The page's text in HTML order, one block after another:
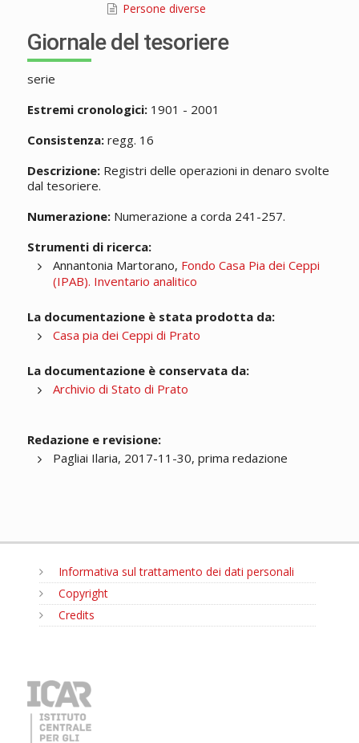
Persone diverse
Giornale del tesoriere
serie
Estremi cronologici:1901 - 2001
Consistenza:regg. 16
Descrizione:Registri delle operazioni in denaro svolte
dal tesoriere.
Numerazione:Numerazione a corda 241-257.
Strumenti di ricerca:
Annantonia Martorano, Fondo Casa Pia dei Ceppi
(IPAB). Inventario analitico
La documentazione è stata prodotta da:
Casa pia dei Ceppi di Prato
La documentazione è conservata da:
Archivio di Stato di Prato
Redazione e revisione:
Pagliai Ilaria, 2017-11-30, prima redazione
Informativa sul trattamento dei dati personali
Copyright
Credits